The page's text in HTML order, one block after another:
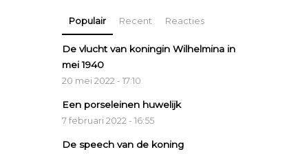
Populair Recent Reacties
De vlucht van koningin Wilhelmina in
mei 1940
20 mei 2022 - 17:10
Een porseleinen huwelijk
7 februari 2022 - 16:55
De speech van de koning